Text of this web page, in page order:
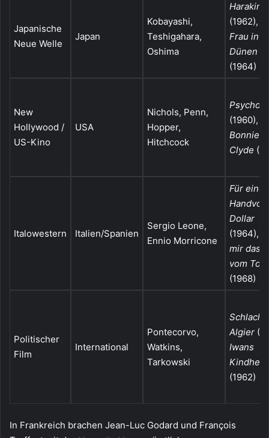
Japanische
Neue Welle
Japan
Kobayashi,
Teshigahara,
Oshima
Harakiri
(1962),
Frau in
Dünen
(1964)
New
Hollywood /
US-Kino
USA
Nichols, Penn,
Hopper,
Hitchcock
Psycho
(1960),
Bonnie
Clyde
Italowestern Italien/Spanien
Sergio Leone,
Ennio Morricone
Für eine
Handvoll
Dollar
(1964),
mir das
vom Tod
(1968)
Politischer
Film
International
Pontecorvo,
Watkins,
Tarkowski
Schlacht
Algier
Iwans
Kindheit
(1962)
In Frankreich brachen Jean-Luc Godard und François